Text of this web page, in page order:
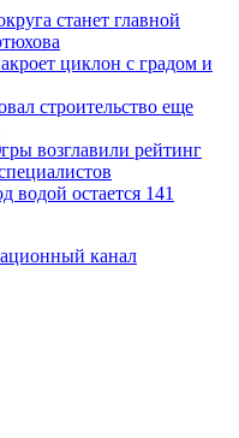
станет главной
циклон с градом и
строительство еще
возглавили рейтинг
водой остается 141
канал